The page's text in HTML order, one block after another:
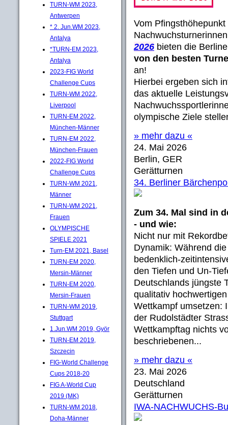
TURN-WM 2023,
Antwerpen
* 2. Jun.WM 2023,
Antalya
*TURN-EM 2023,
Antalya
2023-FIG World
Challenge Cups
TURN-WM 2022,
Liverpool
TURN-EM 2022,
München-Männer
TURN-EM 2022,
München-Frauen
2022-FIG World
Challenge Cups
TURN-WM 2021,
Männer
TURN-WM 2021,
Frauen
OLYMPISCHE
SPIELE 2021
Turn-EM 2021, Basel
TURN-EM 2020,
Mersin-Männer
TURN-EM 2020,
Mersin-Frauen
TURN-WM 2019,
Stuttgart
1.Jun.WM 2019, Györ
TURN-EM 2019,
Szczecin
FIG-World Challenge
Cups 2018-20
FIG A-World Cup
2019 (MK)
TURN-WM 2018,
Doha-Männer
Vom
2026 bieten die
von den besten
an!
Hierbei ergeben sich
das aktuelle
olympische Ziele
» mehr dazu «
24. Mai 2026
Berlin, GER
Gerätturnen
34. Berliner
Zum 34. Mal sind in
- und wie:
Nicht nur mit
Dynamik: Während
bedenklich-
den Tiefen und Un-
Deutschlands jüngste
qualitativ
Wettkampf umsetzen:
der Rudolstädter
Wettkampftag nichts
beschriebenen...
» mehr dazu «
23. Mai 2026
Deutschland
Gerätturnen
IWA-NACHWUCHS-